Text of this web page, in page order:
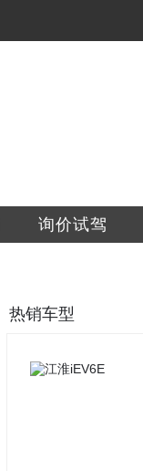
询价试驾
热销车型